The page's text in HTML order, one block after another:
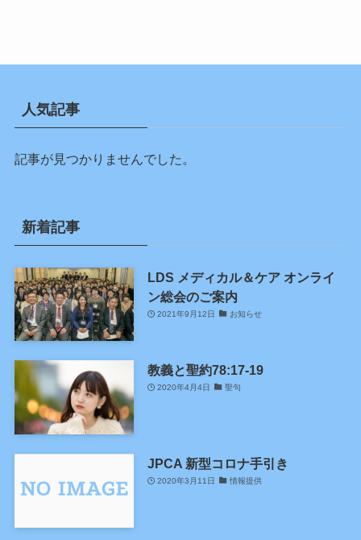
人気記事
記事が見つかりませんでした。
新着記事
LDS メディカル＆ケア オンライ
ン総会のご案内
2021年9月12日 お知らせ
教義と聖約78:17-19
2020年4月4日 聖句
JPCA 新型コロナ手引き
2020年3月11日 情報提供